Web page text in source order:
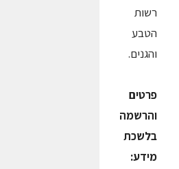
רשות
הטבע
והגנים.
פרטים
והרשמה
בלשכת
מידע: